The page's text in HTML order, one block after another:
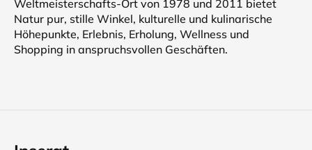
Weltmeisterschafts-Ort von 1978 und 2011 bietet
Natur pur, stille Winkel, kulturelle und kulinarische
Höhepunkte, Erlebnis, Erholung, Wellness und
Shopping in anspruchsvollen Geschäften.